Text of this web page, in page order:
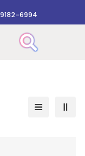
6994